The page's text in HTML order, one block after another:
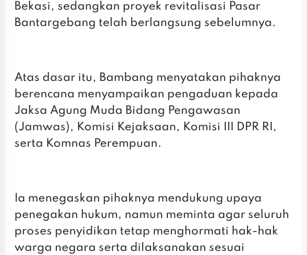
Bekasi, sedangkan proyek revitalisasi Pasar
Bantargebang telah berlangsung sebelumnya.
Atas dasar itu, Bambang menyatakan pihaknya
berencana menyampaikan pengaduan kepada
Jaksa Agung Muda Bidang Pengawasan
(Jamwas), Komisi Kejaksaan, Komisi III DPR RI,
serta Komnas Perempuan.
Ia menegaskan pihaknya mendukung upaya
penegakan hukum, namun meminta agar seluruh
proses penyidikan tetap menghormati hak-hak
warga negara serta dilaksanakan sesuai